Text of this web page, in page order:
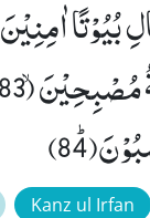
Kanz ul Irfan